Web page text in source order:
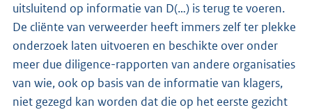
uitsluitend op informatie van D(…) is terug te voeren.
De cliënte van verweerder heeft immers zelf ter plekke
onderzoek laten uitvoeren en beschikte over onder
meer due diligence-rapporten van andere organisaties
van wie, ook op basis van de informatie van klagers,
niet gezegd kan worden dat die op het eerste gezicht